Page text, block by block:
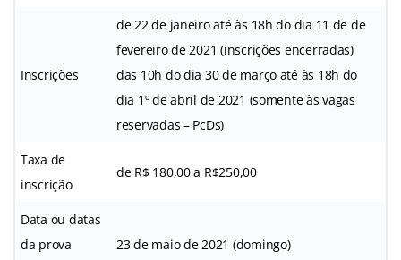
Inscrições
de 22 de janeiro até às 18h do dia 11 de de
fevereiro de 2021 (inscrições encerradas)
das 10h do dia 30 de março até às 18h do
dia 1º de abril de 2021 (somente às vagas
reservadas – PcDs)
Taxa de
inscrição
de R$ 180,00 a R$250,00
Data ou datas
da prova
23 de maio de 2021 (domingo)